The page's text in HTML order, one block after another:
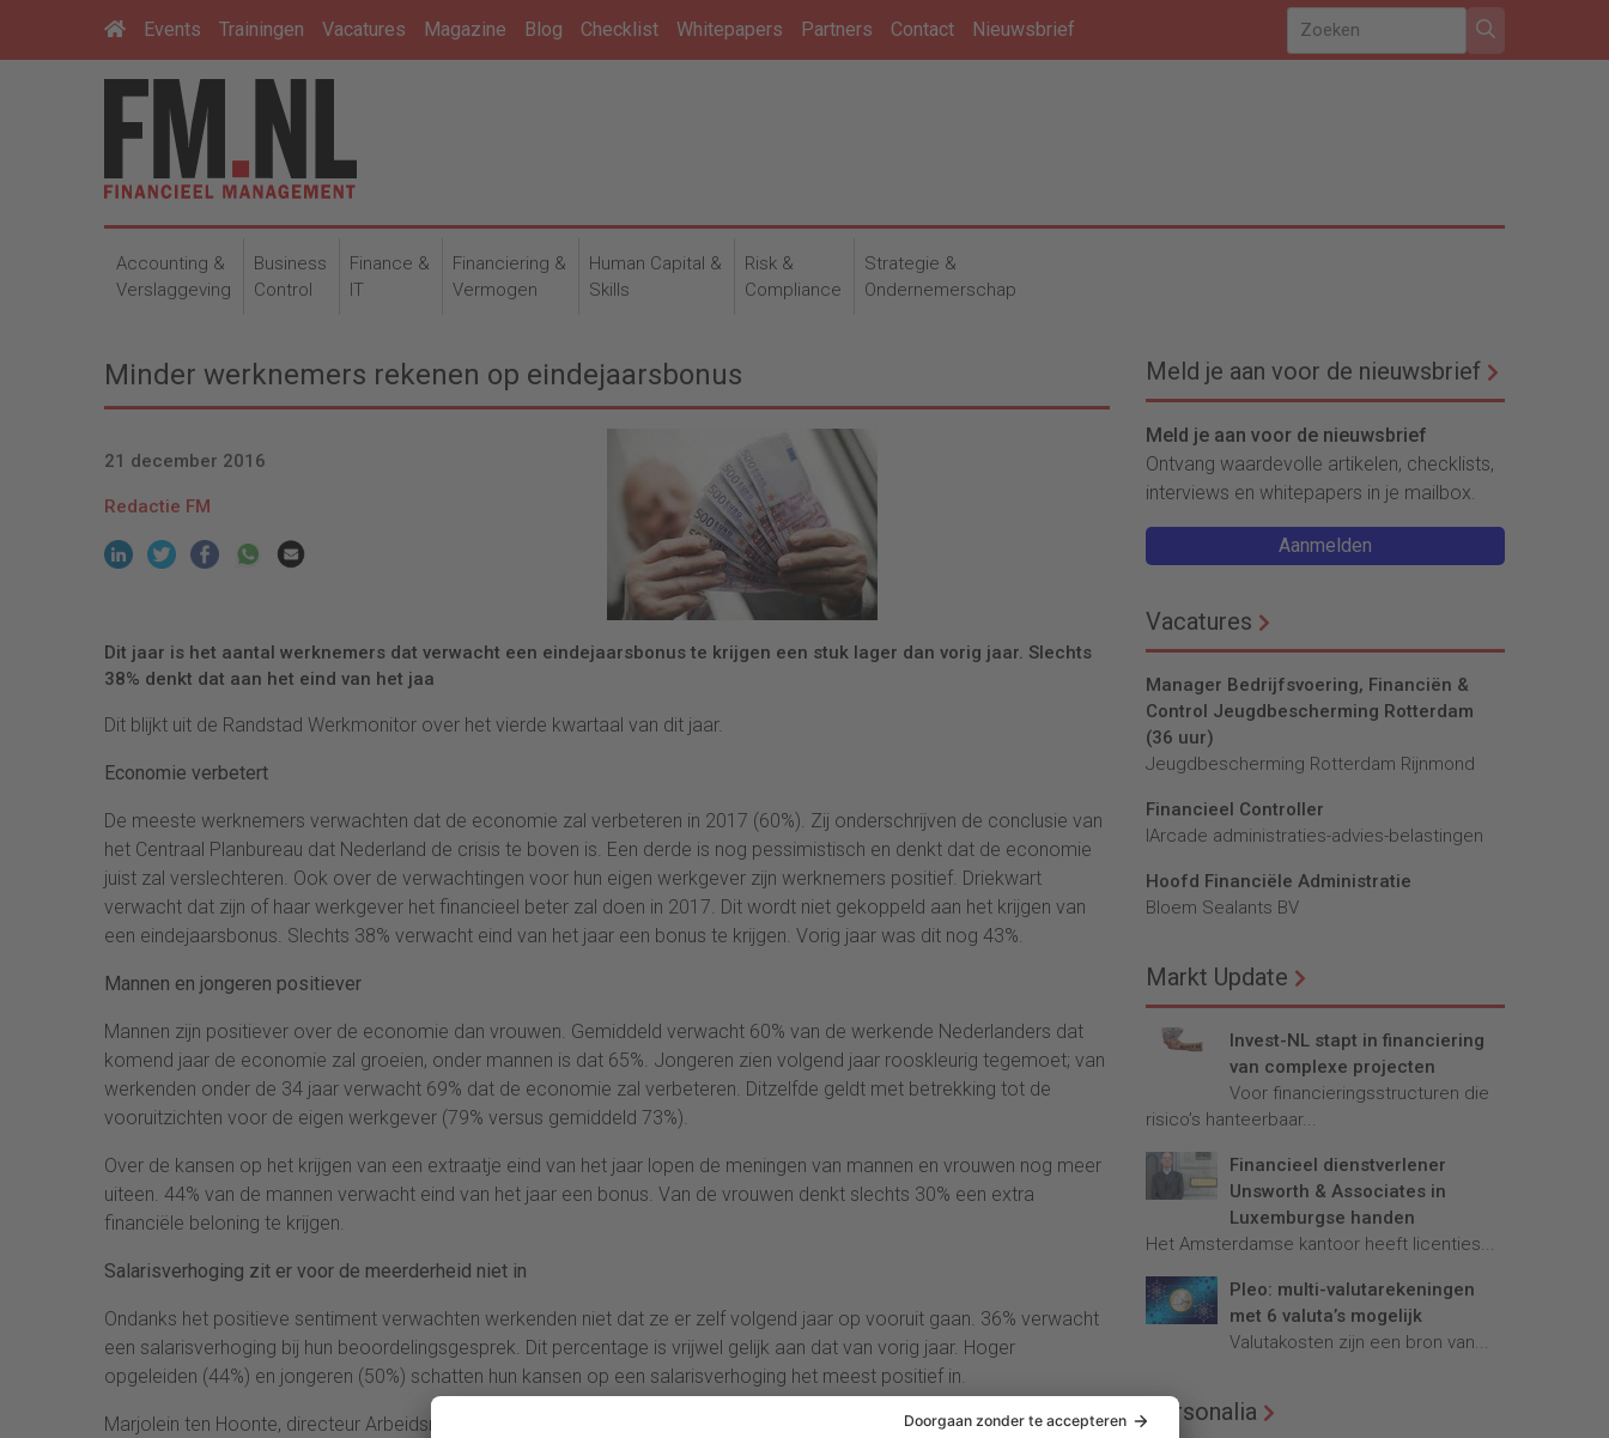
Events Trainingen Vacatures Magazine Blog Checklist Whitepapers Partners Contact Nieuwsbrief
Accounting &
Verslaggeving
Business
Control
Finance &
IT
Financiering &
Vermogen
Human Capital &
Skills
Risk &
Compliance
Strategie &
Ondernemerschap
Minder werknemers rekenen op eindejaarsbonus
21 december 2016
Redactie FM
Dit jaar is het aantal werknemers dat verwacht een eindejaarsbonus te krijgen een stuk lager dan vorig jaar. Slechts
38% denkt dat aan het eind van het jaa
Dit blijkt uit de Randstad Werkmonitor over het vierde kwartaal van dit jaar.
Economie verbetert
De meeste werknemers verwachten dat de economie zal verbeteren in 2017 (60%). Zij onderschrijven de conclusie van
het Centraal Planbureau dat Nederland de crisis te boven is. Een derde is nog pessimistisch en denkt dat de economie
juist zal verslechteren. Ook over de verwachtingen voor hun eigen werkgever zijn werknemers positief. Driekwart
verwacht dat zijn of haar werkgever het financieel beter zal doen in 2017. Dit wordt niet gekoppeld aan het krijgen van
een eindejaarsbonus. Slechts 38% verwacht eind van het jaar een bonus te krijgen. Vorig jaar was dit nog 43%.
Mannen en jongeren positiever
Mannen zijn positiever over de economie dan vrouwen. Gemiddeld verwacht 60% van de werkende Nederlanders dat
komend jaar de economie zal groeien, onder mannen is dat 65%. Jongeren zien volgend jaar rooskleurig tegemoet; van
werkenden onder de 34 jaar verwacht 69% dat de economie zal verbeteren. Ditzelfde geldt met betrekking tot de
vooruitzichten voor de eigen werkgever (79% versus gemiddeld 73%).
Over de kansen op het krijgen van een extraatje eind van het jaar lopen de meningen van mannen en vrouwen nog meer
uiteen. 44% van de mannen verwacht eind van het jaar een bonus. Van de vrouwen denkt slechts 30% een extra
financiële beloning te krijgen.
Salarisverhoging zit er voor de meerderheid niet in
Ondanks het positieve sentiment verwachten werkenden niet dat ze er zelf volgend jaar op vooruit gaan. 36% verwacht
een salarisverhoging bij hun beoordelingsgesprek. Dit percentage is vrijwel gelijk aan dat van vorig jaar. Hoger
opgeleiden (44%) en jongeren (50%) schatten hun kansen op een salarisverhoging het meest positief in.
Marjolein ten Hoonte, directeur Arbeidsmarkt en MVO van Randstad Groep Nederland: “De economische vooruitzichten
Meld je aan voor de nieuwsbrief
Meld je aan voor de nieuwsbrief
Ontvang waardevolle artikelen, checklists,
interviews en whitepapers in je mailbox.
Aanmelden
Vacatures
Manager Bedrijfsvoering, Financiën &
Control Jeugdbescherming Rotterdam
(36 uur)
Jeugdbescherming Rotterdam Rijnmond
Financieel Controller
lArcade administraties-advies-belastingen
Hoofd Financiële Administratie
Bloem Sealants BV
Markt Update
Invest-NL stapt in financiering
van complexe projecten
Voor financieringsstructuren die
risico’s hanteerbaar...
Financieel dienstverlener
Unsworth & Associates in
Luxemburgse handen
Het Amsterdamse kantoor heeft licenties...
Pleo: multi-valutarekeningen
met 6 valuta’s mogelijk
Valutakosten zijn een bron van...
Personalia